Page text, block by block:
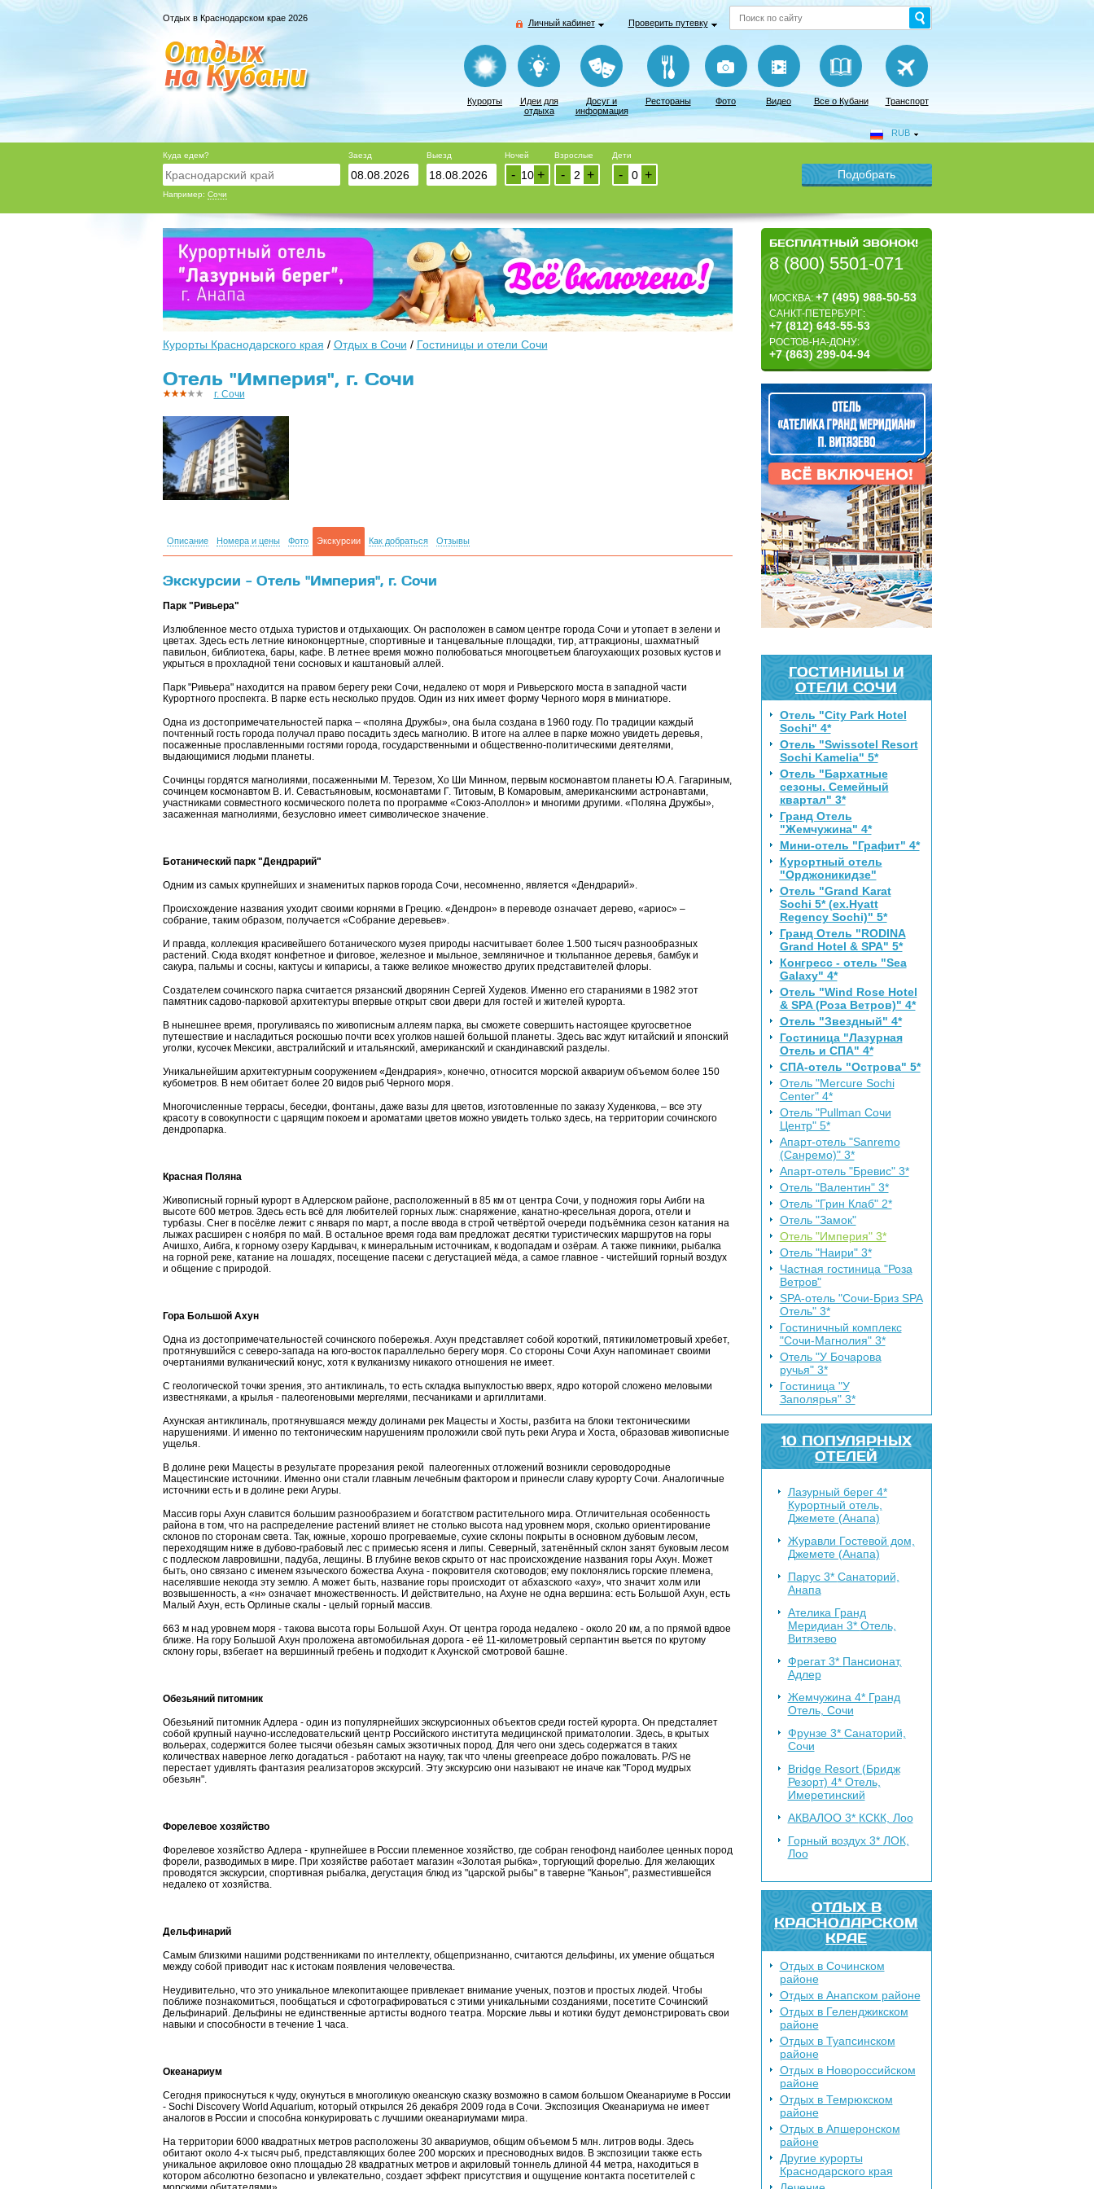
Отдых в Краснодарском крае 2026 Личный кабинет Проверить путевку
Курорты
Идеи для
отдыха
Досуг и
информация
Рестораны Фото Видео Все о Кубани Транспорт
RUB
Куда едем?
Например: Сочи
Заезд Выезд Ночей
+
-
Взрослые
+
-
Дети
+
-
БЕСПЛАТНЫЙ ЗВОНОК!
8 (800) 5501-071
МОСКВА:+7 (495) 988-50-53
САНКТ-ПЕТЕРБУРГ:
+7 (812) 643-55-53
РОСТОВ-НА-ДОНУ:
+7 (863) 299-04-94
ГОСТИНИЦЫ И
ОТЕЛИ СОЧИ
Отель "City Park Hotel
Sochi" 4*
Отель "Swissotel Resort
Sochi Kamelia" 5*
Отель "Бархатные
сезоны. Семейный
квартал" 3*
Гранд Отель
"Жемчужина" 4*
Мини-отель "Графит" 4*
Курортный отель
"Орджоникидзе"
Отель "Grand Karat
Sochi 5* (ex.Hyatt
Regency Sochi)" 5*
Гранд Отель "RODINA
Grand Hotel & SPA" 5*
Конгресс - отель "Sea
Galaxy" 4*
Отель "Wind Rose Hotel
& SPA (Роза Ветров)" 4*
Отель "Звездный" 4*
Гостиница "Лазурная
Отель и СПА" 4*
СПА-отель "Острова" 5*
Отель "Mercure Sochi
Center" 4*
Отель "Pullman Сочи
Центр" 5*
Апарт-отель "Sanremo
(Санремо)" 3*
Апарт-отель "Бревис" 3*
Отель "Валентин" 3*
Отель "Грин Клаб" 2*
Отель "Замок"
Отель "Империя" 3*
Отель "Наири" 3*
Частная гостиница "Роза
Ветров"
SPA-отель "Сочи-Бриз SPA
Отель" 3*
Гостиничный комплекс
"Сочи-Магнолия" 3*
Отель "У Бочарова
ручья" 3*
Гостиница "У
Заполярья" 3*
10 ПОПУЛЯРНЫХ
ОТЕЛЕЙ
Лазурный берег 4*
Курортный отель,
Джемете (Анапа)
Журавли Гостевой дом,
Джемете (Анапа)
Парус 3* Санаторий,
Анапа
Ателика Гранд
Меридиан 3* Отель,
Витязево
Фрегат 3* Пансионат,
Адлер
Жемчужина 4* Гранд
Отель, Сочи
Фрунзе 3* Санаторий,
Сочи
Bridge Resort (Бридж
Резорт) 4* Отель,
Имеретинский
АКВАЛОО 3* КСКК, Лоо
Горный воздух 3* ЛОК,
Лоо
ОТДЫХ В
КРАСНОДАРСКОМ
КРАЕ
Отдых в Сочинском
районе
Отдых в Анапском районе
Отдых в Геленджикском
районе
Отдых в Туапсинском
районе
Отдых в Новороссийском
районе
Отдых в Темрюкском
районе
Отдых в Апшеронском
районе
Другие курорты
Краснодарского края
Курорты Краснодарского края / Отдых в Сочи / Гостиницы и отели Сочи
Отель "Империя", г. Сочи
г. Сочи
Описание Номера и цены Фото Экскурсии Как добраться Отзывы
Экскурсии - Отель "Империя", г. Сочи
Парк "Ривьера"
Излюбленное место отдыха туристов и отдыхающих. Он расположен в самом центре города Сочи и утопает в зелени и
цветах. Здесь есть летние киноконцертные, спортивные и танцевальные площадки, тир, аттракционы, шахматный
павильон, библиотека, бары, кафе. В летнее время можно полюбоваться многоцветьем благоухающих розовых кустов и
укрыться в прохладной тени сосновых и каштановый аллей.
Парк "Ривьера" находится на правом берегу реки Сочи, недалеко от моря и Ривьерского моста в западной части
Курортного проспекта. В парке есть несколько прудов. Один из них имеет форму Черного моря в миниатюре.
Одна из достопримечательностей парка – «поляна Дружбы», она была создана в 1960 году. По традиции каждый
почтенный гость города получал право посадить здесь магнолию. В итоге на аллее в парке можно увидеть деревья,
посаженные прославленными гостями города, государственными и общественно-политическими деятелями,
выдающимися людьми планеты.
Сочинцы гордятся магнолиями, посаженными М. Терезом, Хо Ши Минном, первым космонавтом планеты Ю.А. Гагариным,
сочинцем космонавтом В. И. Севастьяновым, космонавтами Г. Титовым, В Комаровым, американскими астронавтами,
участниками совместного космического полета по программе «Союз-Аполлон» и многими другими. «Поляна Дружбы»,
засаженная магнолиями, безусловно имеет символическое значение.
Ботанический парк "Дендрарий"
Одним из самых крупнейших и знаменитых парков города Сочи, несомненно, является «Дендрарий».
Происхождение названия уходит своими корнями в Грецию. «Дендрон» в переводе означает дерево, «ариос» –
собрание, таким образом, получается «Собрание деревьев».
И правда, коллекция красивейшего ботанического музея природы насчитывает более 1.500 тысяч разнообразных
растений. Сюда входят конфетное и фиговое, железное и мыльное, земляничное и тюльпанное деревья, бамбук и
сакура, пальмы и сосны, кактусы и кипарисы, а также великое множество других представителей флоры.
Создателем сочинского парка считается рязанский дворянин Сергей Худеков. Именно его стараниями в 1982 этот
памятник садово-парковой архитектуры впервые открыт свои двери для гостей и жителей курорта.
В нынешнее время, прогуливаясь по живописным аллеям парка, вы сможете совершить настоящее кругосветное
путешествие и насладиться роскошью почти всех уголков нашей большой планеты. Здесь вас ждут китайский и японский
уголки, кусочек Мексики, австралийский и итальянский, американский и скандинавский разделы.
Уникальнейшим архитектурным сооружением «Дендрария», конечно, относится морской аквариум объемом более 150
кубометров. В нем обитает более 20 видов рыб Черного моря.
Многочисленные террасы, беседки, фонтаны, даже вазы для цветов, изготовленные по заказу Худенкова, – все эту
красоту в совокупности с царящим покоем и ароматами цветов можно увидеть только здесь, на территории сочинского
дендропарка.
Красная Поляна
Живописный горный курорт в Адлерском районе, расположенный в 85 км от центра Сочи, у подножия горы Аибги на
высоте 600 метров. Здесь есть всё для любителей горных лыж: снаряжение, канатно-кресельная дорога, отели и
турбазы. Снег в посёлке лежит с января по март, а после ввода в строй четвёртой очереди подъёмника сезон катания на
лыжах расширен с ноября по май. В остальное время года вам предложат десятки туристических маршрутов на горы
Ачишхо, Аибга, к горному озеру Кардывач, к минеральным источникам, к водопадам и озёрам. А также пикники, рыбалка
на горной реке, катание на лошадях, посещение пасеки с дегустацией мёда, а самое главное - чистейший горный воздух
и общение с природой.
Гора Большой Ахун
Одна из достопримечательностей сочинского побережья. Ахун представляет собой короткий, пятикилометровый хребет,
протянувшийся с северо-запада на юго-восток параллельно берегу моря. Со стороны Сочи Ахун напоминает своими
очертаниями вулканический конус, хотя к вулканизму никакого отношения не имеет.
С геологической точки зрения, это антиклиналь, то есть складка выпуклостью вверх, ядро которой сложено меловыми
известняками, а крылья - палеогеновыми мергелями, песчаниками и аргиллитами.
Ахунская антиклиналь, протянувшаяся между долинами рек Мацесты и Хосты, разбита на блоки тектоническими
нарушениями. И именно по тектоническим нарушениям проложили свой путь реки Агура и Хоста, образовав живописные
ущелья.
В долине реки Мацесты в результате прорезания рекой палеогенных отложений возникли сероводородные
Мацестинские источники. Именно они стали главным лечебным фактором и принесли славу курорту Сочи. Аналогичные
источники есть и в долине реки Агуры.
Массив горы Ахун славится большим разнообразием и богатством растительного мира. Отличительная особенность
района в том, что на распределение растений влияет не столько высота над уровнем моря, сколько ориентирование
склонов по сторонам света. Так, южные, хорошо прогреваемые, сухие склоны покрыты в основном дубовым лесом,
переходящим ниже в дубово-грабовый лес с примесью ясеня и липы. Северный, затенённый склон занят буковым лесом
с подлеском лавровишни, падуба, лещины. В глубине веков скрыто от нас происхождение названия горы Ахун. Может
быть, оно связано с именем языческого божества Ахуна - покровителя скотоводов; ему поклонялись горские племена,
населявшие некогда эту землю. А может быть, название горы происходит от абхазского «аху», что значит холм или
возвышенность, а «н» означает множественность. И действительно, на Ахуне не одна вершина: есть Большой Ахун, есть
Малый Ахун, есть Орлиные скалы - целый горный массив.
663 м над уровнем моря - такова высота горы Большой Ахун. От центра города недалеко - около 20 км, а по прямой вдвое
ближе. На гору Большой Ахун проложена автомобильная дорога - её 11-километровый серпантин вьется по крутому
склону горы, взбегает на вершинный гребень и подходит к Ахунской смотровой башне.
Обезьяний питомник
Обезьяний питомник Адлера - один из популярнейших экскурсионных объектов среди гостей курорта. Он предсталяет
собой крупный научно-исследовательский центр Российского института медицинской приматологии. Здесь, в крытых
вольерах, содержится более тысячи обезьян самых экзотичных пород. Для чего они здесь содержатся в таких
количествах наверное легко догадаться - работают на науку, так что члены greenpeace добро пожаловать. P/S не
перестает удивлять фантазия реализаторов экскурсий. Эту экскурсию они называют не иначе как "Город мудрых
обезьян".
Форелевое хозяйство
Форелевое хозяйство Адлера - крупнейшее в России племенное хозяйство, где собран генофонд наиболее ценных пород
форели, разводимых в мире. При хозяйстве работает магазин «Золотая рыбка», торгующий форелью. Для желающих
проводятся экскурсии, спортивная рыбалка, дегустация блюд из "царской рыбы" в таверне "Каньон", разместившейся
недалеко от хозяйства.
Дельфинарий
Самым близкими нашими родственниками по интеллекту, общепризнанно, считаются дельфины, их умение общаться
между собой приводит нас к истокам появления человечества.
Неудивительно, что это уникальное млекопитающее привлекает внимание ученых, поэтов и простых людей. Чтобы
поближе познакомиться, пообщаться и сфотографироваться с этими уникальными созданиями, посетите Сочинский
Дельфинарий. Дельфины не единственные артисты водного театра. Морские львы и котики будут демонстрировать свои
навыки и способности в течение 1 часа.
Океанариум
Сегодня прикоснуться к чуду, окунуться в многоликую океанскую сказку возможно в самом большом Океанариуме в России
- Sochi Discovery World Aquarium, который открылся 26 декабря 2009 года в Сочи. Экспозиция Океанариума не имеет
аналогов в России и способна конкурировать с лучшими океанариумами мира.
На территории 6000 квадратных метров расположены 30 аквариумов, общим объемом 5 млн. литров воды. Здесь
обитают около 4-х тысяч рыб, представляющих более 200 морских и пресноводных видов. В экспозиции также есть
уникальное акриловое окно площадью 28 квадратных метров и акриловый тоннель длиной 44 метра, находиться в
котором абсолютно безопасно и увлекательно, создает эффект присутствия и ощущение контакта посетителей с